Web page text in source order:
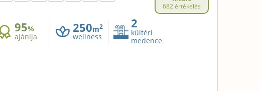
682 értékelés
95%
ajánlja
250m2
wellness
2
kültéri
medence